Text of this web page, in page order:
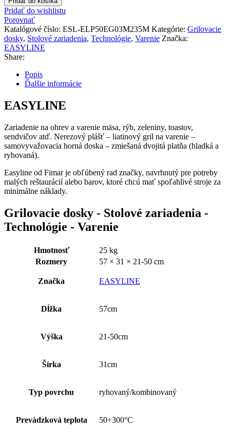
Pridať do wishlistu
Porovnať
Katalógové číslo: ESL-ELP50EG03M235M Kategórie: Grilovacie
dosky, Stolové zariadenia, Technológie, Varenie Značka:
EASYLINE
Share:
Popis
Ďalšie informácie
EASYLINE
Zariadenie na ohrev a varenie mäsa, rýb, zeleniny, toastov,
sendvičov atď. Nerezový plášť – liatinový gril na varenie –
samovyvažovacia horná doska – zmiešaná dvojitá platňa (hladká a
ryhovaná).
Easyline od Fimar je obľúbený rad značky, navrhnutý pre potreby
malých reštaurácií alebo barov, ktoré chcú mať spoľahlivé stroje za
minimálne náklady.
Grilovacie dosky - Stolové zariadenia -
Technológie - Varenie
Hmotnosť
25 kg
Rozmery
57 × 31 × 21-50 cm
Značka EASYLINE
Dĺžka 57cm
Výška 21-50cm
Šírka 31cm
Typ povrchu ryhovaný/kombinovaný
Prevádzková teplota 50÷300°C